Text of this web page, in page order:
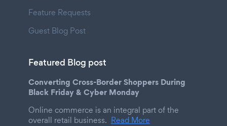
Feature Requests
Guest Blog Post
Featured Blog post
Converting Cross-Border Shoppers During
Black Friday & Cyber Monday
Online commerce is an integral part of the
overall retail business. Read More